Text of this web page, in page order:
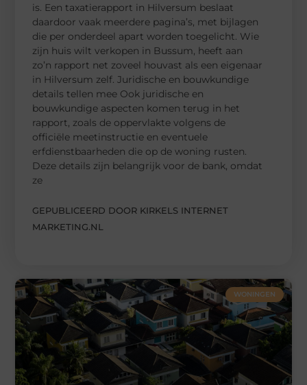
is. Een taxatierapport in Hilversum beslaat
daardoor vaak meerdere pagina’s, met bijlagen
die per onderdeel apart worden toegelicht. Wie
zijn huis wilt verkopen in Bussum, heeft aan
zo’n rapport net zoveel houvast als een eigenaar
in Hilversum zelf. Juridische en bouwkundige
details tellen mee Ook juridische en
bouwkundige aspecten komen terug in het
rapport, zoals de oppervlakte volgens de
officiële meetinstructie en eventuele
erfdienstbaarheden die op de woning rusten.
Deze details zijn belangrijk voor de bank, omdat
ze
GEPUBLICEERD DOOR KIRKELS INTERNET
MARKETING.NL
WONINGEN